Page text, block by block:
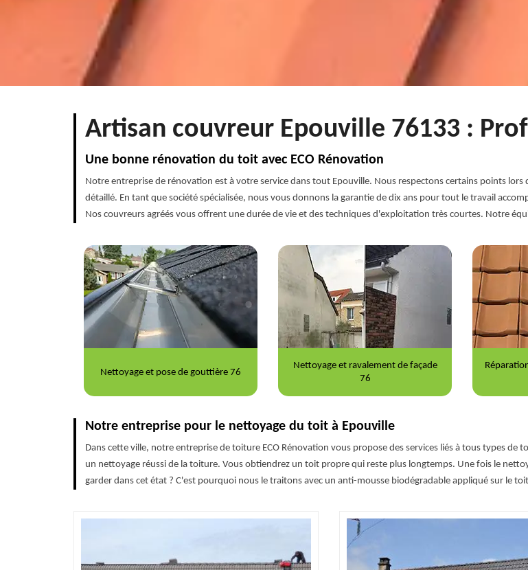
Artisan couvreur Epouville 76133 :
Une bonne rénovation du toit avec ECO Rénovation
Notre entreprise de rénovation est à votre service dans tout Epouville. Nous respectons certains points
détaillé. En tant que société spécialisée, nous vous donnons la garantie de dix ans pour tout le travail
Nos couvreurs agréés vous offrent une durée de vie et des techniques d'exploitation très courtes. Notre
Nettoyage et ravalement de façade
Réparation fuite de toiture 76 Seine-
Maritime
Notre entreprise pour le nettoyage du toit à Epouville
Dans cette ville, notre entreprise de toiture ECO Rénovation vous propose des services liés à tous types
un nettoyage réussi de la toiture. Vous obtiendrez un toit propre qui reste plus longtemps. Une fois le
garder dans cet état ? C'est pourquoi nous le traitons avec un anti-mousse biodégradable appliqué sur le